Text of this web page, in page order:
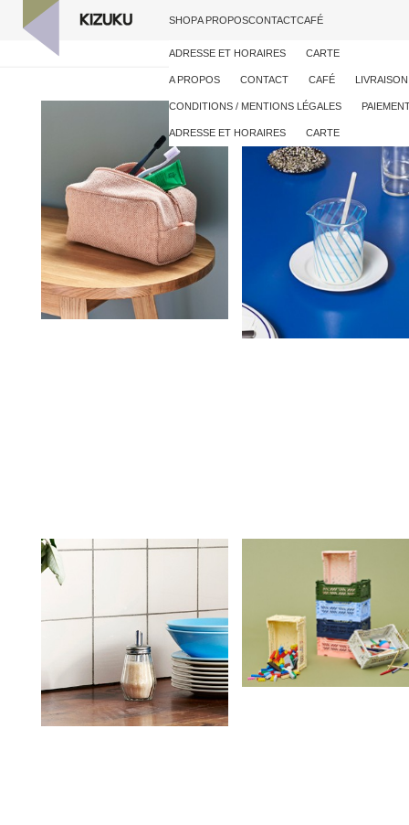
SHOP
SÉLECTION MOBILIER ACCESSOIRES
A PROPOS
KIZUKU BOUTIQUE ATELIER/SHOWROOM
ACCUEIL
A PROPOS
KIZUKU BOUTIQUE ATELIER/SHOWROOM
CONTACT
ADRESSES ET HORAIRES FORMULAIRE DE
CAFÉ
ADRESSE ET HORAIRES CARTE
LIVRAISON
CONDITIONS / MENTIONS LÉGALES
CONTACT
ADRESSES ET HORAIRES FORMULAIRE DE
CAFÉ
ADRESSE ET HORAIRES CARTE